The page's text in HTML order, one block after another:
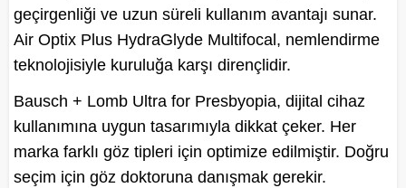
geçirgenliği ve uzun süreli kullanım avantajı sunar.
Air Optix Plus HydraGlyde Multifocal, nemlendirme
teknolojisiyle kuruluğa karşı dirençlidir.
Bausch + Lomb Ultra for Presbyopia, dijital cihaz
kullanımına uygun tasarımıyla dikkat çeker. Her
marka farklı göz tipleri için optimize edilmiştir. Doğru
seçim için göz doktoruna danışmak gerekir.